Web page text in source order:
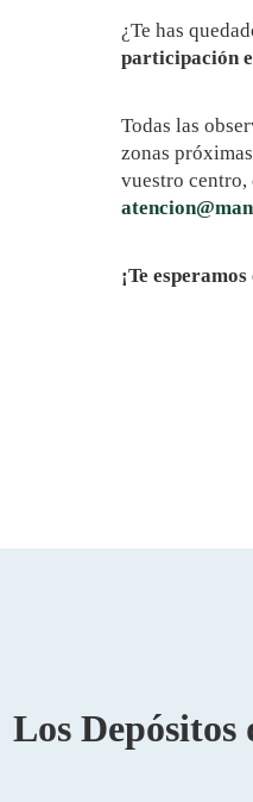
¿Te has
participación
Todas las
zonas
vuestro
¡Te esperamos
Los Depósitos